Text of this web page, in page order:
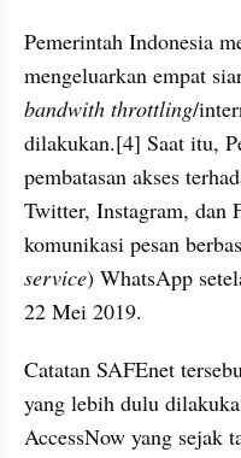
Pemerintah Indonesia
bandwith throttling/
dilakukan.[4] Saat itu,
pembatasan akses
Twitter, Instagram, dan
komunikasi pesan
service) WhatsApp
22 Mei 2019.
Catatan SAFEnet
yang lebih dulu
AccessNow yang sejak